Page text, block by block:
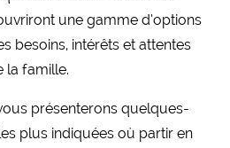
une gamme d’options
besoins, intérêts et attentes
la famille.
présenterons quelques-
plus indiquées où partir en